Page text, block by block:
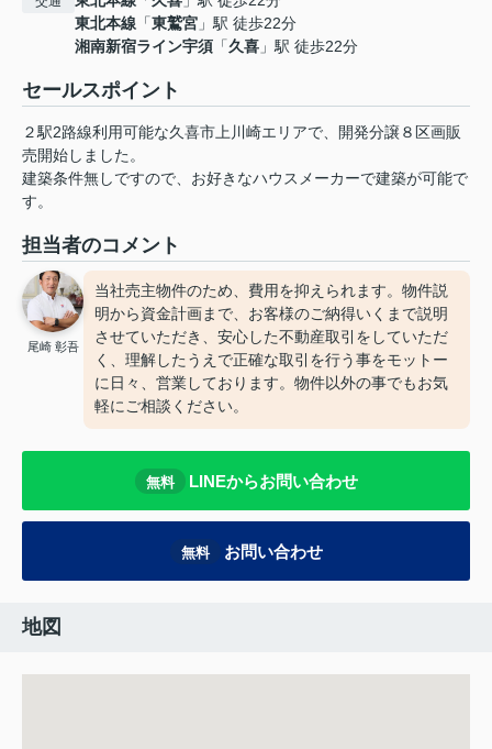
東北本線 「東鷲宮 」駅 徒歩22分
湘南新宿ライン宇須 「久喜 」駅 徒歩22分
セールスポイント
２駅2路線利用可能な久喜市上川崎エリアで、開発分譲８区画販
売開始しました。
建築条件無しですので、お好きなハウスメーカーで建築が可能で
す。
担当者のコメント
尾崎 彰吾
当社売主物件のため、費用を抑えられます。物件説
明から資金計画まで、お客様のご納得いくまで説明
させていただき、安心した不動産取引をしていただ
く、理解したうえで正確な取引を行う事をモットー
に日々、営業しております。物件以外の事でもお気
軽にご相談ください。
無料 LINEからお問い合わせ
無料 お問い合わせ
地図